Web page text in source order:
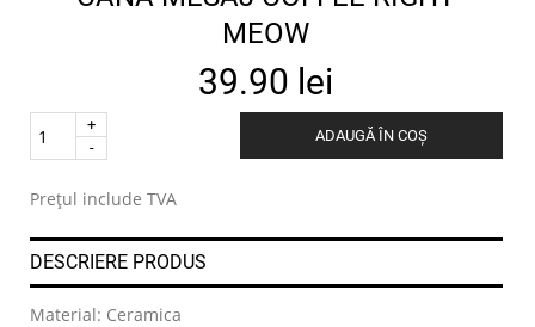
MEOW
39.90 lei
Quantity
ADAUGĂ ÎN COȘ
Prețul include TVA
DESCRIERE PRODUS
Material: Ceramica